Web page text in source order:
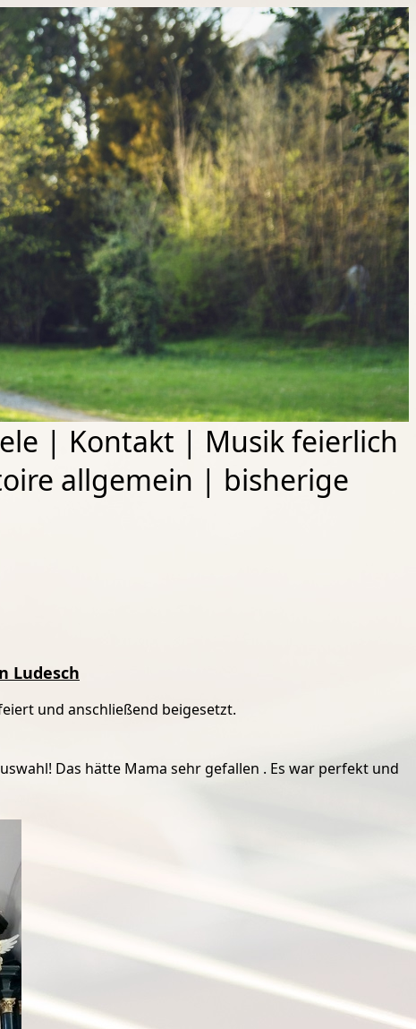
| Kontakt | Musik feierlich
allgemein | bisherige
Ludesch
und anschließend beigesetzt.
Das hätte Mama sehr gefallen . Es war perfekt und